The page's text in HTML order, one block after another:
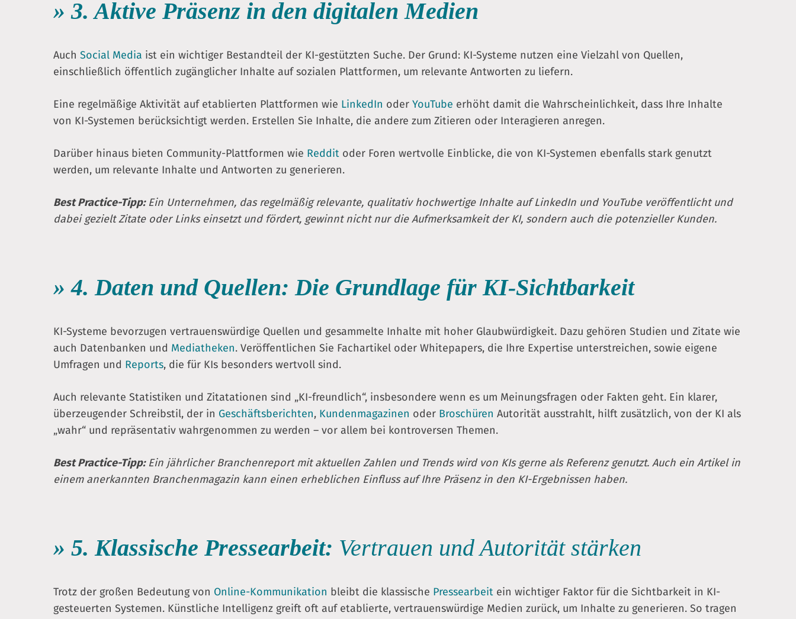
» 3. Aktive Präsenz in den digitalen Medien
AuchSocial Media ist ein wichtiger Bestandteil der KI-gestützten Suche. Der Grund: KI-Systeme nutzen eine Vielzahl von Quellen,
einschließlich öffentlich zugänglicher Inhalte auf sozialen Plattformen, um relevante Antworten zu liefern.
Eine regelmäßige Aktivität auf etablierten Plattformen wie LinkedIn oderYouTube erhöht damit die Wahrscheinlichkeit, dass Ihre Inhalte
von KI-Systemen berücksichtigt werden. Erstellen Sie Inhalte, die andere zum Zitieren oder Interagieren anregen.
Darüber hinaus bieten Community-Plattformen wie Reddit oder Foren wertvolle Einblicke, die von KI-Systemen ebenfalls stark genutzt
werden, um relevante Inhalte und Antworten zu generieren.
Best Practice-Tipp:Ein Unternehmen, das regelmäßig relevante, qualitativ hochwertige Inhalte auf LinkedIn und YouTube veröffentlicht und
dabei gezielt Zitate oder Links einsetzt und fördert, gewinnt nicht nur die Aufmerksamkeit der KI, sondern auch die potenzieller Kunden.
» 4. Daten und Quellen: Die Grundlage für KI-Sichtbarkeit
KI-Systeme bevorzugen vertrauenswürdige Quellen und gesammelte Inhalte mit hoher Glaubwürdigkeit. Dazu gehören Studien und Zitate wie
auch Datenbanken und Mediatheken. Veröffentlichen Sie Fachartikel oder Whitepapers, die Ihre Expertise unterstreichen, sowie eigene
Umfragen und Reports, die für KIs besonders wertvoll sind.
Auch relevante Statistiken und Zitatationen sind „KI-freundlich“, insbesondere wenn es um Meinungsfragen oder Fakten geht. Ein klarer,
überzeugender Schreibstil, der in Geschäftsberichten, Kundenmagazinen oder Broschüren Autorität ausstrahlt, hilft zusätzlich, von der KI als
„wahr“ und repräsentativ wahrgenommen zu werden – vor allem bei kontroversen Themen.
Best Practice-Tipp:Ein jährlicher Branchenreport mit aktuellen Zahlen und Trends wird von KIs gerne als Referenz genutzt. Auch ein Artikel in
einem anerkannten Branchenmagazin kann einen erheblichen Einfluss auf Ihre Präsenz in den KI-Ergebnissen haben.
» 5. Klassische Pressearbeit: Vertrauen und Autorität stärken
Trotz der großen Bedeutung von Online-Kommunikation bleibt die klassische Pressearbeit ein wichtiger Faktor für die Sichtbarkeit in KI-
gesteuerten Systemen. Künstliche Intelligenz greift oft auf etablierte, vertrauenswürdige Medien zurück, um Inhalte zu generieren. So tragen